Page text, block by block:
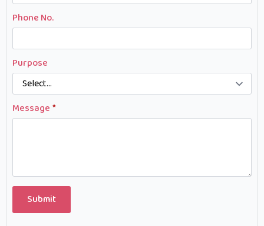
Phone No.
Purpose
Message *
Submit